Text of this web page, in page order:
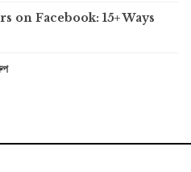
on Facebook: 15+ Ways